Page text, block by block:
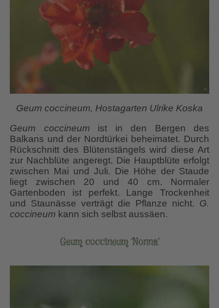
Geum coccineum, Hostagarten Ulrike Koska
Geum coccineum ist in den Bergen des
Balkans und der Nordtürkei beheimatet. Durch
Rückschnitt des Blütenstängels wird diese Art
zur Nachblüte angeregt. Die Hauptblüte erfolgt
zwischen Mai und Juli. Die Höhe der Staude
liegt zwischen 20 und 40 cm. Normaler
Gartenboden ist perfekt. Lange Trockenheit
und Staunässe verträgt die Pflanze nicht. G.
coccineum kann sich selbst aussäen.
Geum coccineum ‘Nonna’